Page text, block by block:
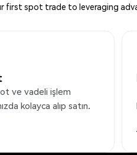
first spot trade to leveraging
ve vadeli işlem
kolayca alıp satın.